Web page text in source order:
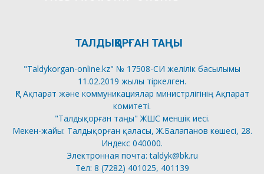
ТАЛДЫҚОРҒАН ТАҢЫ
"Taldykorgan-online.kz" № 17508-СИ желілік басылымы
11.02.2019 жылы тіркелген.
ҚР Ақпарат және коммуникациялар министрлігінің Ақпарат
комитеті.
"Талдықорған таңы" ЖШС меншік иесі.
Мекен-жайы: Талдықорған қаласы, Ж.Балапанов көшесі, 28.
Индекс 040000.
Электронная почта: taldyk@bk.ru
Тел: 8 (7282) 401025, 401139